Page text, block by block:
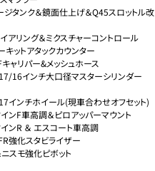
ジタンク＆鏡面仕上げ＆Q45スロットル改
アリング＆ミクスチャーコントロール
キットアタックカウンター
ャリパー&メッシュホース
16インチ大口径マスターシリンダー
インチホイール(現車合わせオフセット)
ンF車高調＆ピロアッパーマウント
インR ＆ エスコート車高調
強化スタビライザー
ニスモ強化ピボット